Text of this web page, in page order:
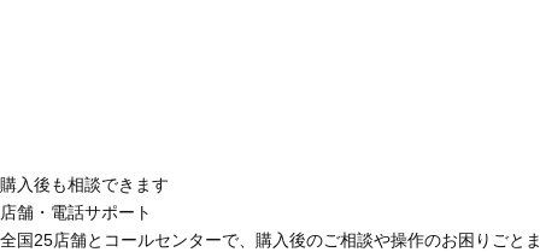
購入後も相談できます
店舗・電話サポート
全国25店舗とコールセンターで、購入後のご相談や操作のお困りごと